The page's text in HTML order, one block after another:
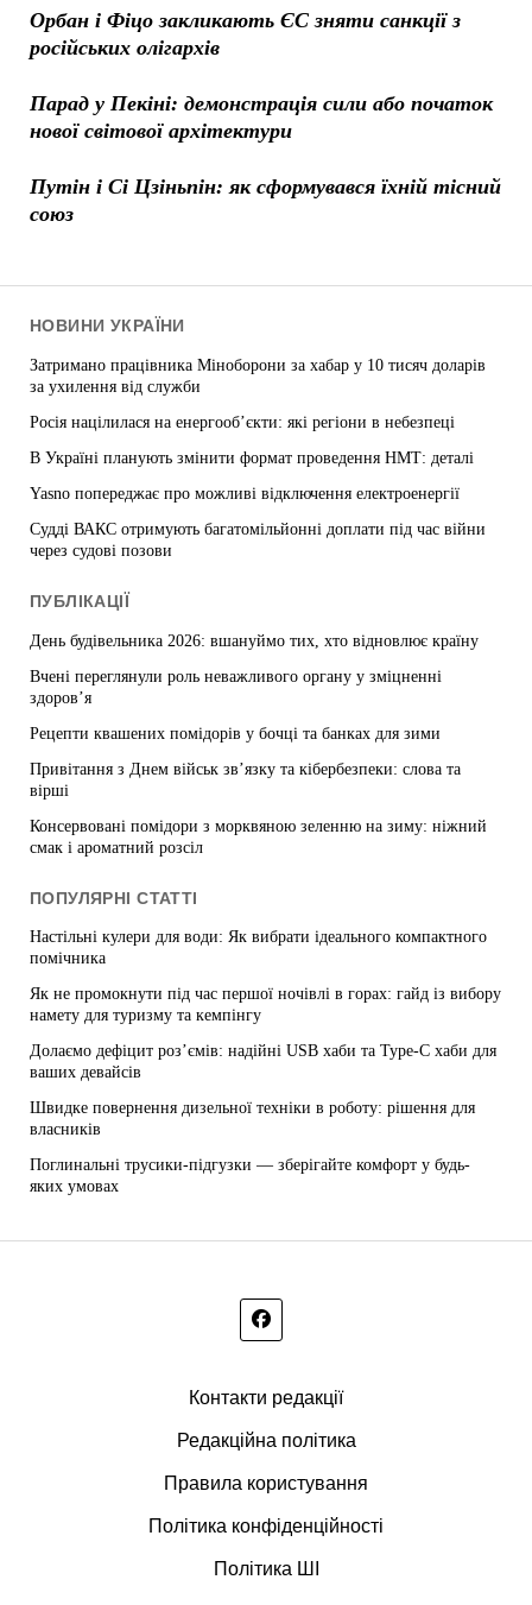
Орбан і Фіцо закликають ЄС зняти санкції з
російських олігархів
Парад у Пекіні: демонстрація сили або початок
нової світової архітектури
Путін і Сі Цзіньпін: як сформувався їхній тісний
союз
НОВИНИ УКРАЇНИ
Затримано працівника Міноборони за хабар у 10 тисяч доларів
за ухилення від служби
Росія націлилася на енергооб’єкти: які регіони в небезпеці
В Україні планують змінити формат проведення НМТ: деталі
Yasno попереджає про можливі відключення електроенергії
Судді ВАКС отримують багатомільйонні доплати під час війни
через судові позови
ПУБЛІКАЦІЇ
День будівельника 2026: вшануймо тих, хто відновлює країну
Вчені переглянули роль неважливого органу у зміцненні
здоров’я
Рецепти квашених помідорів у бочці та банках для зими
Привітання з Днем військ зв’язку та кібербезпеки: слова та
вірші
Консервовані помідори з морквяною зеленню на зиму: ніжний
смак і ароматний розсіл
ПОПУЛЯРНІ СТАТТІ
Настільні кулери для води: Як вибрати ідеального компактного
помічника
Як не промокнути під час першої ночівлі в горах: гайд із вибору
намету для туризму та кемпінгу
Долаємо дефіцит роз’ємів: надійні USB хаби та Type-C хаби для
ваших девайсів
Швидке повернення дизельної техніки в роботу: рішення для
власників
Поглинальні трусики-підгузки — зберігайте комфорт у будь-
яких умовах
Контакти редакції
Редакційна політика
Правила користування
Політика конфіденційності
Політика ШІ